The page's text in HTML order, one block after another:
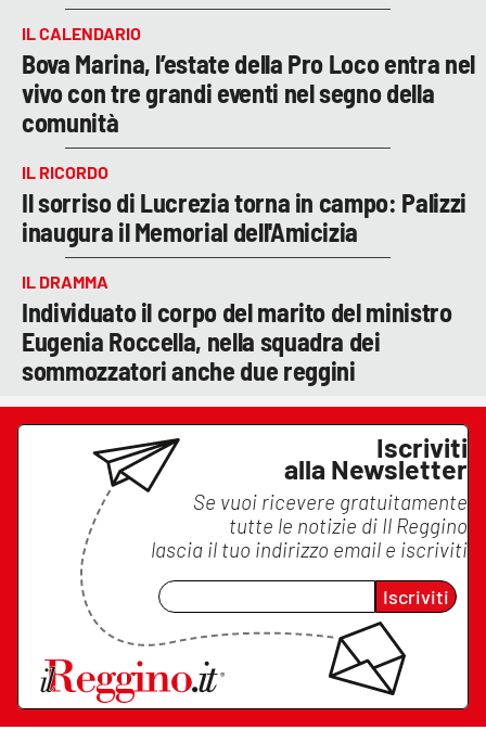
IL CALENDARIO
Bova Marina, l’estate della Pro Loco entra nel
vivo con tre grandi eventi nel segno della
comunità
IL RICORDO
Il sorriso di Lucrezia torna in campo: Palizzi
inaugura il Memorial dell'Amicizia
IL DRAMMA
Individuato il corpo del marito del ministro
Eugenia Roccella, nella squadra dei
sommozzatori anche due reggini
Iscriviti
alla Newsletter
Se vuoi ricevere gratuitamente
tutte le notizie di Il Reggino
lascia il tuo indirizzo email e iscriviti
Iscriviti